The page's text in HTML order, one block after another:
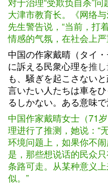
大津市教育长。《网络
先生警告说，“当前，打
情感的气氛，在社会上
中国の作家戴晴（タイ
に訴える民衆心理を推
も、騒ぎを起こさない
言いたい人たちは車を
るしかない。ある意味で
中国作家戴晴女士（71
理进行了推测，她说：“
环境问题上，如果你不
是，那些想说话的民众
条路可走。从某种意义
似。”